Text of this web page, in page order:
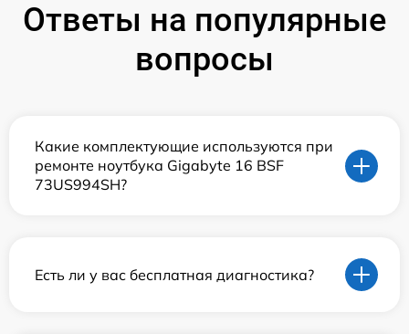
Ответы на популярные
вопросы
Какие комплектующие используются при
ремонте ноутбука Gigabyte 16 BSF
73US994SH?
Есть ли у вас бесплатная диагностика?